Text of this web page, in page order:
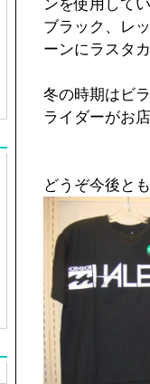
ンを使用して
ブラック、レ
ーンにラスタ
冬の時期はビ
ライダーがお
どうぞ今後と